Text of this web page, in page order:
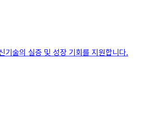
기술의 실증 및 성장 기회를 지원합니다.